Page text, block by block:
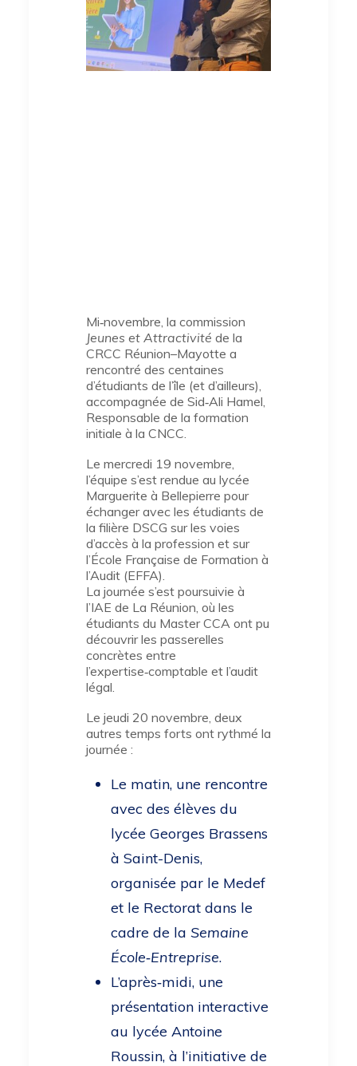
Mi‑novembre, la commission
Jeunes et Attractivité de la
CRCC Réunion–Mayotte a
rencontré des centaines
d’étudiants de l’île (et d’ailleurs),
accompagnée de Sid‑Ali Hamel,
Responsable de la formation
initiale à la CNCC.
Le mercredi 19 novembre,
l’équipe s’est rendue au lycée
Marguerite à Bellepierre pour
échanger avec les étudiants de
la filière DSCG sur les voies
d’accès à la profession et sur
l’École Française de Formation à
l’Audit (EFFA).
La journée s’est poursuivie à
l’IAE de La Réunion, où les
étudiants du Master CCA ont pu
découvrir les passerelles
concrètes entre
l’expertise‑comptable et l’audit
légal.
Le jeudi 20 novembre, deux
autres temps forts ont rythmé la
journée :
Le matin, une rencontre
avec des élèves du
lycée Georges Brassens
à Saint-Denis,
organisée par le Medef
et le Rectorat dans le
cadre de la Semaine
École‑Entreprise.
L’après‑midi, une
présentation interactive
au lycée Antoine
Roussin, à l’initiative de